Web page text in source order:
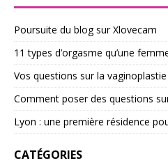
Poursuite du blog sur Xlovecam
11 types d’orgasme qu’une
Vos questions sur la
Comment poser des questions
Lyon : une première résidence
CATÉGORIES